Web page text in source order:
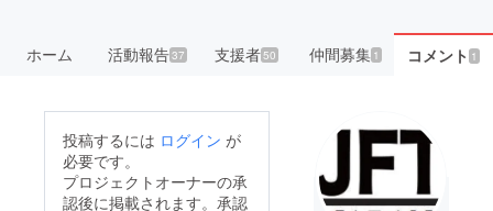
ホーム 活動報告37 支援者50 仲間募集 1 コメント 1
投稿するには ログイン が
必要です。
プロジェクトオーナーの承
認後に掲載されます。承認